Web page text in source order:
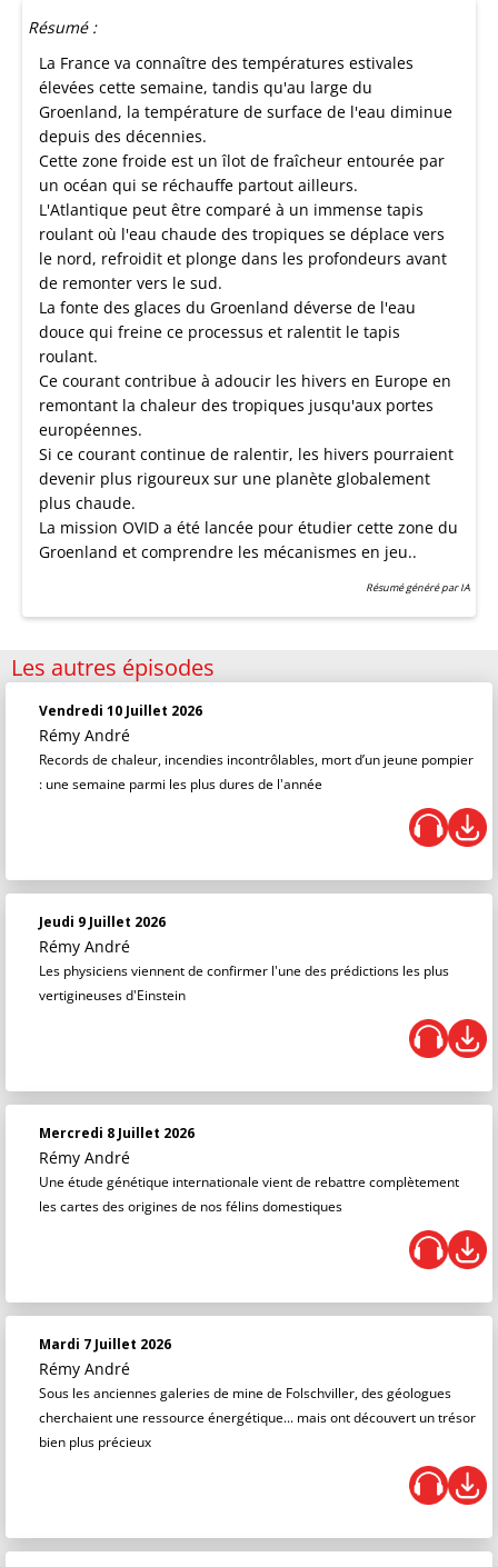
Résumé :
La France va connaître des températures estivales
élevées cette semaine, tandis qu'au large du
Groenland, la température de surface de l'eau diminue
depuis des décennies.
Cette zone froide est un îlot de fraîcheur entourée par
un océan qui se réchauffe partout ailleurs.
L'Atlantique peut être comparé à un immense tapis
roulant où l'eau chaude des tropiques se déplace vers
le nord, refroidit et plonge dans les profondeurs avant
de remonter vers le sud.
La fonte des glaces du Groenland déverse de l'eau
douce qui freine ce processus et ralentit le tapis
roulant.
Ce courant contribue à adoucir les hivers en Europe en
remontant la chaleur des tropiques jusqu'aux portes
européennes.
Si ce courant continue de ralentir, les hivers pourraient
devenir plus rigoureux sur une planète globalement
plus chaude.
La mission OVID a été lancée pour étudier cette zone du
Groenland et comprendre les mécanismes en jeu..
Résumé généré par IA
Les autres épisodes
Vendredi 10 Juillet 2026
Rémy André
Records de chaleur, incendies incontrôlables, mort d’un jeune pompier
: une semaine parmi les plus dures de l'année
Jeudi 9 Juillet 2026
Rémy André
Les physiciens viennent de confirmer l'une des prédictions les plus
vertigineuses d'Einstein
Mercredi 8 Juillet 2026
Rémy André
Une étude génétique internationale vient de rebattre complètement
les cartes des origines de nos félins domestiques
Mardi 7 Juillet 2026
Rémy André
Sous les anciennes galeries de mine de Folschviller, des géologues
cherchaient une ressource énergétique... mais ont découvert un trésor
bien plus précieux